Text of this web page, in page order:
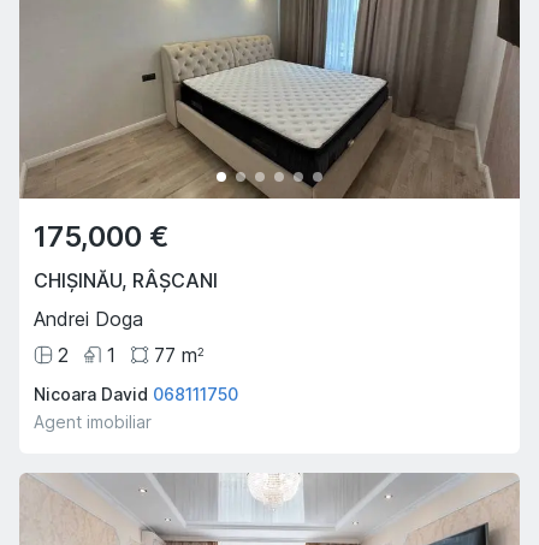
175,000 €
CHIȘINĂU, RÂȘCANI
Andrei Doga
2
1 77 m2
Nicoara David 068111750
Agent imobiliar